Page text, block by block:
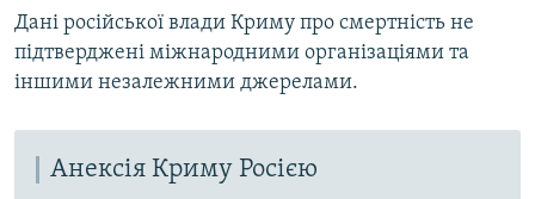
Дані російської влади Криму про смертність не
підтверджені міжнародними організаціями та
іншими незалежними джерелами.
Анексія Криму Росією